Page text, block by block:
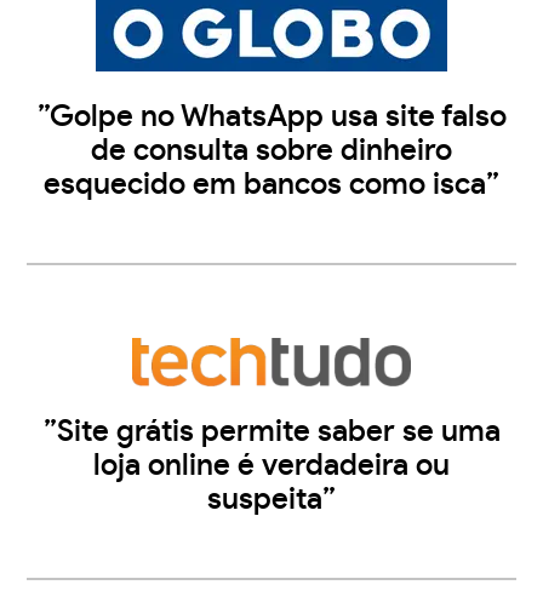
”Golpe no WhatsApp usa site falso
de consulta sobre dinheiro
esquecido em bancos como isca”
”Site grátis permite saber se uma
loja online é verdadeira ou
suspeita”